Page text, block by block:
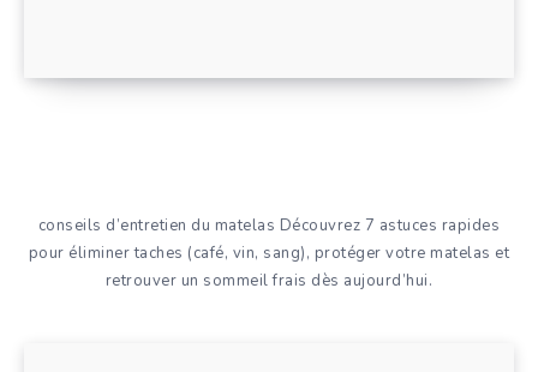
conseils d’entretien du matelas Découvrez 7 astuces rapides
pour éliminer taches (café, vin, sang), protéger votre matelas et
retrouver un sommeil frais dès aujourd’hui.